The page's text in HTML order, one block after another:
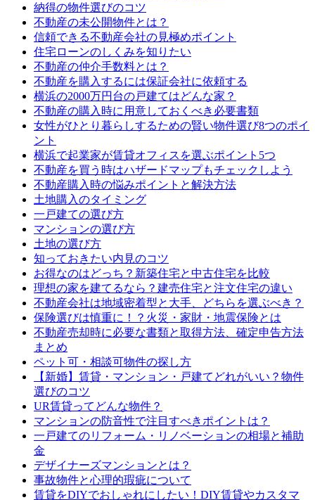
納得の物件選びのコツ
不動産の未公開物件とは？
信頼できる不動産会社の見極めポイント
住宅ローンのしくみを知りたい
不動産の仲介手数料とは？
不動産を購入するには保証会社に依頼する
横浜の2000万円台の戸建てはどんな家？
不動産の購入時に用意しておくべき必要書類
女性がひとり暮らしするための賢い物件選び8つのポイ
ント
横浜で起業家が賃貸オフィスを選ぶポイント5つ
不動産を買う時はハザードマップもチェックしよう
不動産購入時の悩みポイントと解決方法
土地購入のタイミング
一戸建ての選び方
マンションの選び方
土地の選び方
知っておきたい内見のコツ
お得なのはどっち？新築住宅と中古住宅を比較
理想の家を建てるなら？建売住宅と注文住宅の違い
不動産会社は地域密着型と大手、どちらを選ぶべき？
保険選びは慎重に！？火災・家財・地震保険とは
不動産売却時に必要な書類と取得方法、確定申告方法
まとめ
ペット可・相談可物件の探し方
【新婚】賃貸・マンション・戸建てどれがいい？物件
選びのコツ
UR賃貸ってどんな物件？
マンションの防音性で注目すべきポイントは？
一戸建てのリフォーム・リノベーションの相場と補助
金
デザイナーズマンションとは？
事故物件と心理的瑕疵について
賃貸をDIYでおしゃれにしたい！DIY賃貸やカスタマ